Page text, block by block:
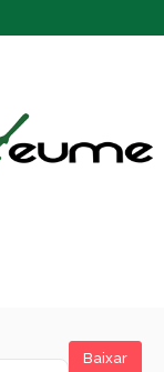
Baixar